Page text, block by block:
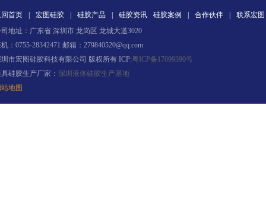
果冻胶
首页 宏图硅胶 硅胶产品 硅胶资讯 硅胶案例 合作伙伴
联系宏图
地址：广东省 深圳市 龙岗区 龙城大道3020
：0755-28342471 邮箱：279840520@qq.com
市宏图硅胶科技有限公司 版权所有 ICP:粤ICP备17099390号
硅胶生产厂家： 深圳液体硅胶生产基地
地图